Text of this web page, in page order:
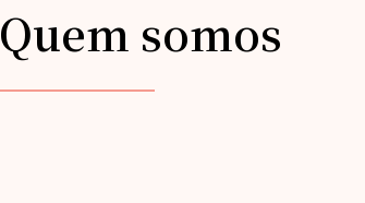
Quem somos